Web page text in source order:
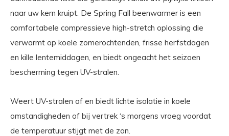
naar uw kern kruipt. De Spring Fall beenwarmer is een
comfortabele compressieve high-stretch oplossing die
verwarmt op koele zomerochtenden, frisse herfstdagen
en kille lentemiddagen, en biedt ongeacht het seizoen
bescherming tegen UV-stralen.
Weert UV-stralen af en biedt lichte isolatie in koele
omstandigheden of bij vertrek ‘s morgens vroeg voordat
de temperatuur stijgt met de zon.